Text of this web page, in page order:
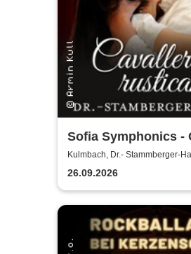
Sofia Symphonics -
Rusticana | Ljubka
zu Guttenberg
Kulmbach, Dr.- Stammberger-
26.09.2026